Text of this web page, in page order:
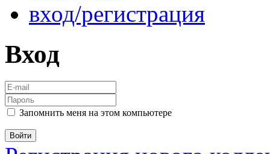
вход/регистрация
Вход
Запомнить меня на этом компьютере